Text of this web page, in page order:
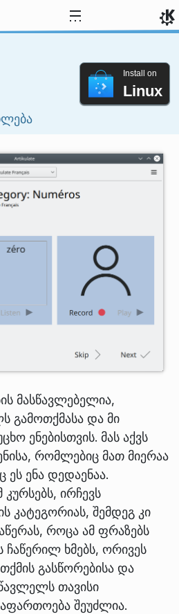
Install on
Linux
მასწავლებელია,
გამოთქმასა და მი
ენებისთვის. მას აქვს
რომლებიც მათ მიერაა
ეს ენა დედაენაა.
ირჩევს
კატეგორიას, შემდეგ კი
როცა ამ ფრაზებს
ჩაწერილ ხმებს, ორივეს
გასწორებისა და
თავისი
შეუძლია.